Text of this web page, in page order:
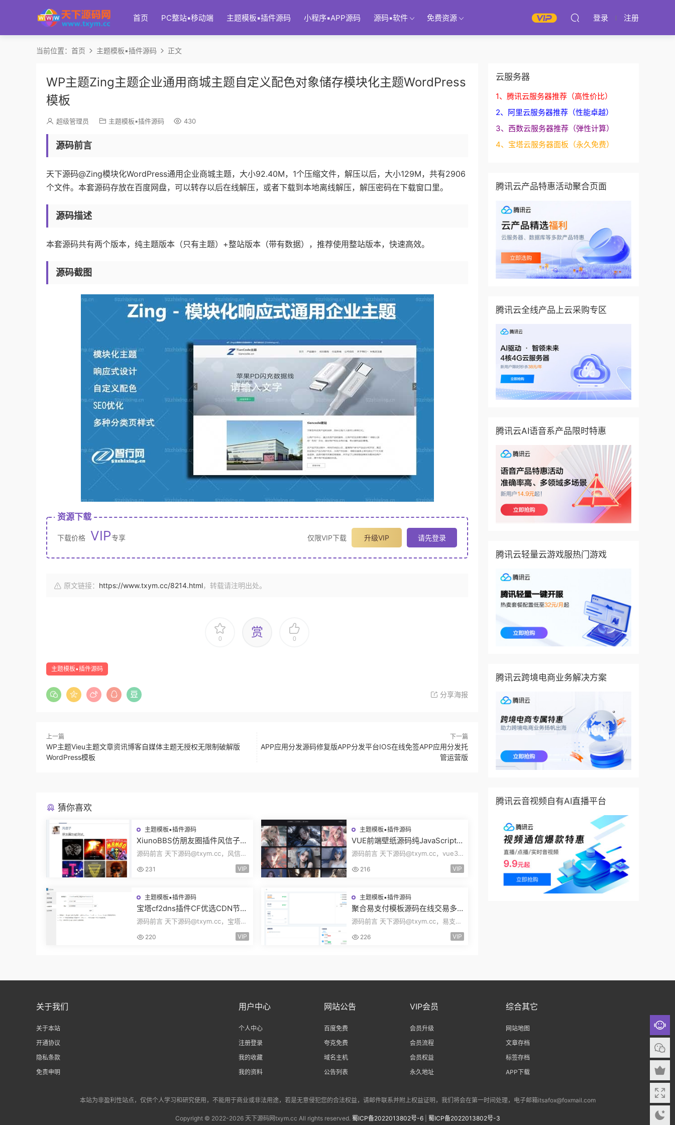
首页 PC整站▪移动端 主题模板▪插件源码 小程序▪APP源码 源码▪软件 免费资源 登录 注册
当前位置： 首页 主题模板▪插件源码 正文
WP主题Zing主题企业通用商城主题自定义配色对象储存模块化主题WordPress
模板
超级管理员 主题模板▪插件源码 430
源码前言
天下源码@Zing模块化WordPress通用企业商城主题，大小92.40M，1个压缩文件，解压以后，大小129M，共有2906
个文件。本套源码存放在百度网盘，可以转存以后在线解压，或者下载到本地离线解压，解压密码在下载窗口里。
源码描述
本套源码共有两个版本，纯主题版本（只有主题）+整站版本（带有数据），推荐使用整站版本，快速高效。
源码截图
资源下载
下载价格 VIP专享 仅限VIP下载 升级VIP 请先登录
原文链接： https://www.txym.cc/8214.html，转载请注明出处。
0 赏 0
主题模板▪插件源码
分享海报
上一篇
WP主题Vieu主题文章资讯博客自媒体主题无授权无限制破解版
WordPress模板
下一篇
APP应用分发源码修复版APP分发平台IOS在线免签APP应用分发托
管运营版
猜你喜欢
主题模板▪插件源码
XiunoBBS仿朋友圈插件风信子社
交插件评论回复点赞互动自适应
源码修罗论坛fxz_friends
源码前言 天下源码@txym.cc，风信子
5.31M，1个压缩...
231 VIP
主题模板▪插件源码
VUE前端壁纸源码纯JavaScript
开发360壁纸接口wallpaper模板
无后台源码奇风壁纸
源码前言 天下源码@txym.cc，vue3
开发的壁纸网站模板，纯JavaScript开
发完整代码...
216 VIP
主题模板▪插件源码
宝塔cf2dns插件CF优选CDN节点
插件自动更新DNS解析记录Clou
dFlare优选IP插件源码
源码前言 天下源码@txym.cc，宝塔
CF优选CDN节点插件，CloudFlare优
选IP插件v1.12...
220 VIP
主题模板▪插件源码
聚合易支付模板源码在线交易多
方分账风控管理资金管理结算管
理FTPRO模板零云支付
源码前言 天下源码@txym.cc，易支付
开源模板，前台+用户中心+后台三合
一，大小17....
226 VIP
云服务器
1、腾讯云服务器推荐（高性价比）
2、阿里云服务器推荐（性能卓越）
3、西数云服务器推荐（弹性计算）
4、宝塔云服务器面板（永久免费）
腾讯云产品特惠活动聚合页面
腾讯云全线产品上云采购专区
腾讯云AI语音系产品限时特惠
腾讯云轻量云游戏服热门游戏
腾讯云跨境电商业务解决方案
腾讯云音视频自有AI直播平台
关于我们
关于本站
开通协议
隐私条款
免责申明
用户中心
个人中心
注册登录
我的收藏
我的资料
网站公告
百度免费
夸克免费
域名主机
公告列表
VIP会员
会员升级
会员流程
会员权益
永久地址
综合其它
网站地图
文章存档
标签存档
APP下载
本站为非盈利性站点，仅供个人学习和研究使用，不能用于商业或非法用途，若是无意侵犯您的合法权益，请邮件联系并附上权益证明，我们将会在第一时间处理，电子邮箱itsafox@foxmail.com
Copyright © 2022-2026 天下源码网txym.cc All rights reserved. 蜀ICP备2022013802号-6| 蜀ICP备2022013802号-3